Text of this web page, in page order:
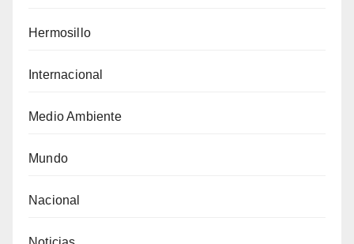
Hermosillo
Internacional
Medio Ambiente
Mundo
Nacional